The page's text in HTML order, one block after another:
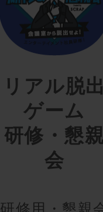
リアル脱
ゲーム
研修・懇
会